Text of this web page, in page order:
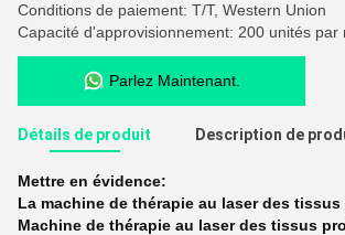
Conditions de paiement: T/T, Western Union
Capacité d'approvisionnement: 200 unités par
Parlez Maintenant.
Détails de produit Description de
Mettre en évidence:
La machine de thérapie au laser des
Machine de thérapie au laser des tissus